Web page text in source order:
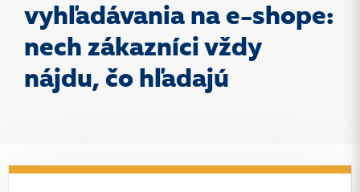
vyhľadávania na e-shope:
nech zákazníci vždy
nájdu, čo hľadajú